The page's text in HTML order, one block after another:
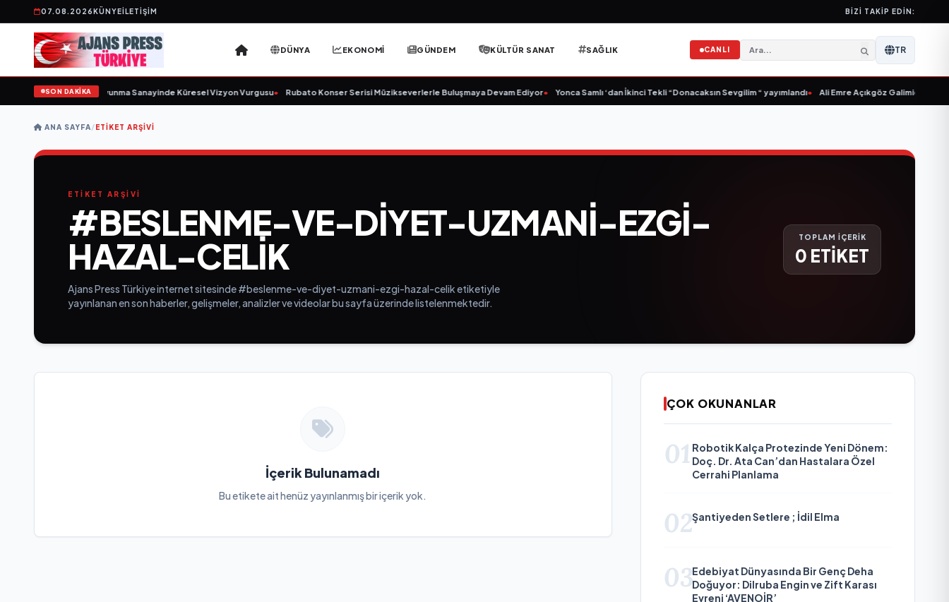
07.08.2026KÜNYEİLETIŞIM BIZI TAKIP EDIN:
DÜNYA EKONOMİ GÜNDEM KÜLTÜR SANAT SAĞLIK CANLI TR
SON DAKİKA
Açıkladı ve Savunma Sanayinde Küresel Vizyon Vurgusu• Rubato Konser Serisi Müzikseverlerle Buluşmaya Devam Ediyor• Yonca Samlı ‘dan İkinci Tekli “Donacaksın Sevgilim “ yayımlandı• Ali Emre Açıkgöz Galimidi, Eski
ANA SAYFA/ETIKET ARŞIVI
ETİKET ARŞİVİ
#BESLENME-VE-DIYET-UZMANI-EZGI-
HAZAL-CELIK
Ajans Press Türkiye internet sitesinde #beslenme-ve-diyet-uzmani-ezgi-hazal-celik etiketiyle
yayınlanan en son haberler, gelişmeler, analizler ve videolar bu sayfa üzerinde listelenmektedir.
TOPLAM İÇERİK
0 ETİKET
İçerik Bulunamadı
Bu etikete ait henüz yayınlanmış bir içerik yok.
ÇOK OKUNANLAR
01 Robotik Kalça Protezinde Yeni Dönem:
Doç. Dr. Ata Can’dan Hastalara Özel
Cerrahi Planlama
02Şantiyeden Setlere ; İdil Elma
03Edebiyat Dünyasında Bir Genç Deha
Doğuyor: Dilruba Engin ve Zift Karası
Evreni ‘AVENOİR’